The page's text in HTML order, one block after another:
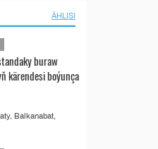
ÄHLISI
buraw
kärendesi boýunça
Balkanabat,